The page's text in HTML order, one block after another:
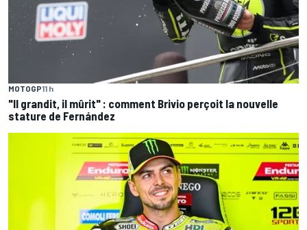
MOTOGP11 h
"Il grandit, il mûrit" : comment Brivio perçoit la nouvelle
stature de Fernández